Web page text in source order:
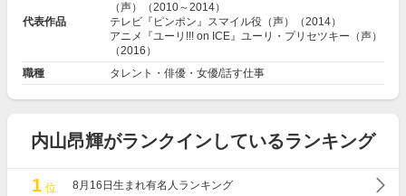
代表作品
（声）（2010～2014）
テレビ『ピンポン』スマイル役（声）（2014）
アニメ『ユーリ!!! on ICE』ユーリ・プリセツキー（声）
（2016）
職種
タレント・俳優・女優/話す仕事
内山昂輝がランクインしているランキング
1 位 8月16日生まれ有名人ランキング